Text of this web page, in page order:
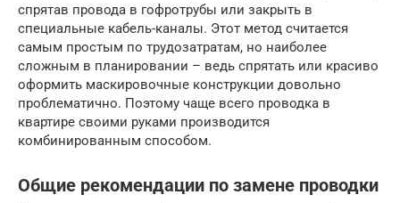
спрятав провода в гофротрубы или закрыть в
специальные кабель-каналы. Этот метод считается
самым простым по трудозатратам, но наиболее
сложным в планировании – ведь спрятать или красиво
оформить маскировочные конструкции довольно
проблематично. Поэтому чаще всего проводка в
квартире своими руками производится
комбинированным способом.
Общие рекомендации по замене проводки